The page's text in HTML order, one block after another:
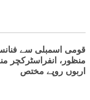
منظور، انفراسٹرکچر
اربوں روپے مختص